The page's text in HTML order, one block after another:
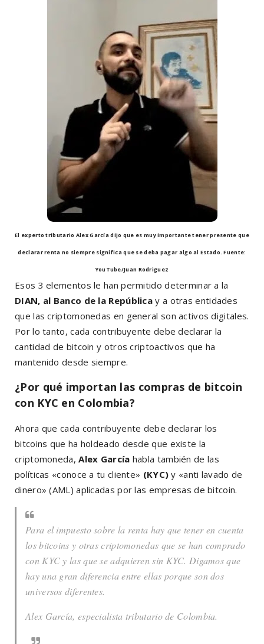
El experto tributario Alex García dijo que es muy importante tener presente que
declarar renta no siempre significa que se deba pagar algo al Estado. Fuente:
YouTube/Juan Rodriguez
Esos 3 elementos le han permitido determinar a la
DIAN, al Banco de la Repúblicay a otras entidades
que las criptomonedas en general son activos digitales.
Por lo tanto, cada contribuyente debe declarar la
cantidad de bitcoin y otros criptoactivos que ha
mantenido desde siempre.
¿Por qué importan las compras de bitcoin
con KYC en Colombia?
Ahora que cada contribuyente debe declarar los
bitcoins que ha holdeado desde que existe la
criptomoneda,Alex García habla también de las
políticas «conoce a tu cliente» (KYC)y «anti lavado de
dinero» (AML) aplicadas por las empresas de bitcoin.
Para el impuesto sobre la renta hay que tener en cuenta
los bitcoins y otras criptomonedas que se han comprado
con KYC y las que se adquieren sin KYC. Digamos que
hay una gran diferencia entre ellas porque son dos
universos diferentes.
Alex García, especialista tributario de Colombia.